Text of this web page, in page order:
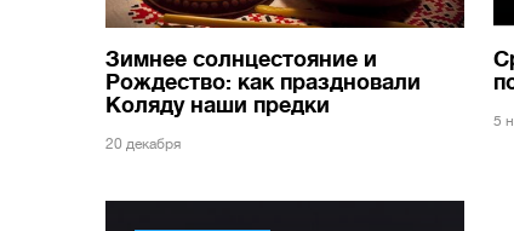
Зимнее солнцестояние и
Рождество: как праздновали
Коляду наши предки
20 декабря
5